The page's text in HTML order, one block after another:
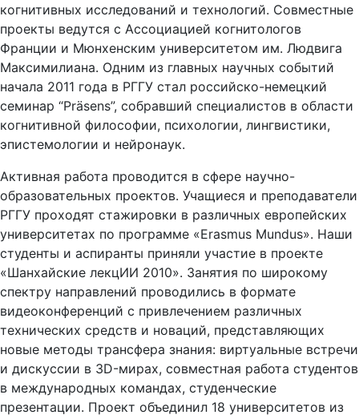
когнитивных исследований и технологий. Совместные
проекты ведутся с Ассоциацией когнитологов
Франции и Мюнхенским университетом им. Людвига
Максимилиана. Одним из главных научных событий
начала 2011 года в РГГУ стал российско-немецкий
семинар “Präsens”, собравший специалистов в области
когнитивной философии, психологии, лингвистики,
эпистемологии и нейронаук.
Активная работа проводится в сфере научно-
образовательных проектов. Учащиеся и преподаватели
РГГУ проходят стажировки в различных европейских
университетах по программе «Erasmus Mundus». Наши
студенты и аспиранты приняли участие в проекте
«Шанхайские лекцИИ 2010». Занятия по широкому
спектру направлений проводились в формате
видеоконференций с привлечением различных
технических средств и новаций, представляющих
новые методы трансфера знания: виртуальные встречи
и дискуссии в 3D-мирах, совместная работа студентов
в международных командах, студенческие
презентации. Проект объединил 18 университетов из